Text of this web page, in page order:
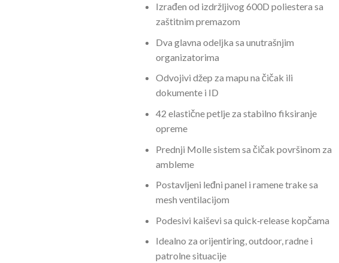
Izrađen od izdržljivog 600D poliestera sa
zaštitnim premazom
Dva glavna odeljka sa unutrašnjim
organizatorima
Odvojivi džep za mapu na čičak ili
dokumente i ID
42 elastične petlje za stabilno fiksiranje
opreme
Prednji Molle sistem sa čičak površinom za
ambleme
Postavljeni leđni panel i ramene trake sa
mesh ventilacijom
Podesivi kaiševi sa quick‑release kopčama
Idealno za orijentiring, outdoor, radne i
patrolne situacije